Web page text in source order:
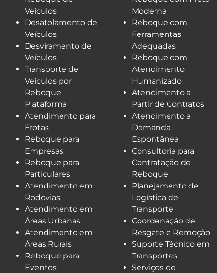
Veículos
Desatolamento de
Veículos
Desviramento de
Veículos
Transporte de
Veículos por
Reboque
Plataforma
Atendimento para
Frotas
Reboque para
Empresas
Reboque para
Particulares
Atendimento em
Rodovias
Atendimento em
Áreas Urbanas
Atendimento em
Áreas Rurais
Reboque para
Eventos
Moderna
Reboque com
Ferramentas
Adequadas
Reboque com
Atendimento
Humanizado
Atendimento a
Partir de Contratos
Atendimento a
Demanda
Espontânea
Consultoria para
Contratação de
Reboque
Planejamento de
Logística de
Transporte
Coordenação de
Resgate e Remoção
Suporte Técnico em
Transportes
Serviços de